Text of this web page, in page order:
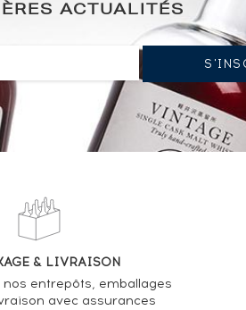
ACTUALITÉS
& LIVRAISON
nos entrepôts, emballages
avec assurances